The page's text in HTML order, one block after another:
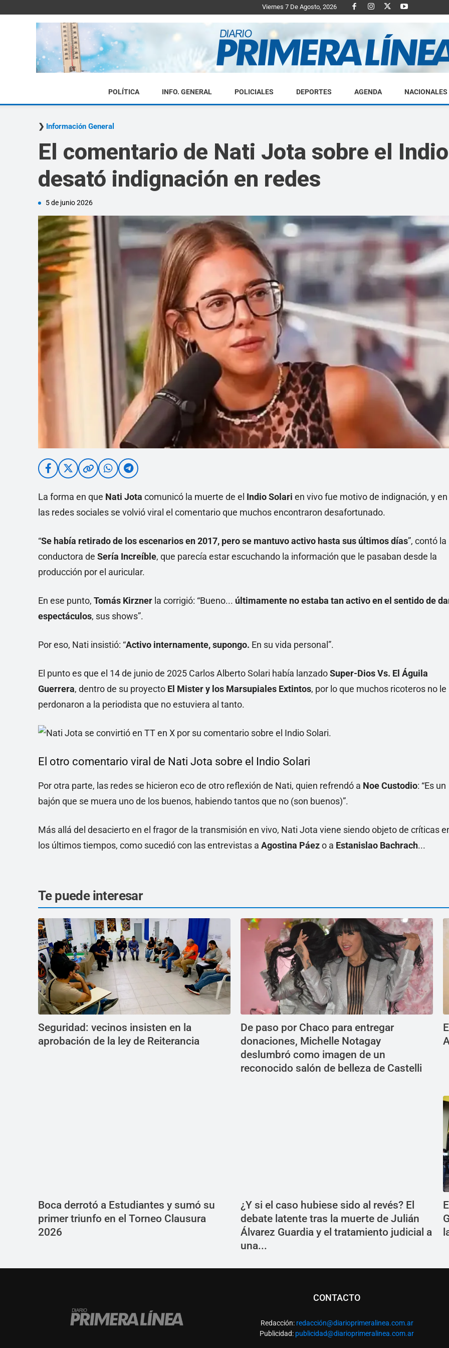
Viernes 7 De Agosto, 2026
Diario
Linea
POLÍTICA INFO. GENERAL POLICIALES DEPORTES AGENDA NACIONALES
Información General
El comentario de Nati Jota sobre el
desató indignación en redes
5 de junio 2026
La forma en que Nati Jota comunicó la muerte de el Indio Solari en vivo fue motivo de indignación, y en
las redes sociales se volvió viral el comentario que muchos encontraron desafortunado.
“Se había retirado de los escenarios en 2017, pero se mantuvo activo hasta sus últimos días”, contó la
conductora de Sería Increíble, que parecía estar escuchando la información que le pasaban desde la
producción por el auricular.
En ese punto, Tomás Kirzner la corrigió: “Bueno... últimamente no estaba tan activo en el sentido de
espectáculos, sus shows”.
Por eso, Nati insistió: “Activo internamente, supongo. En su vida personal”.
El punto es que el 14 de junio de 2025 Carlos Alberto Solari había lanzadoSuper-Dios Vs. El Águila
Guerrera, dentro de su proyecto El Mister y los Marsupiales Extintos, por lo que muchos ricoteros no le
perdonaron a la periodista que no estuviera al tanto.
El otro comentario viral de Nati Jota sobre el Indio Solari
Por otra parte, las redes se hicieron eco de otro reflexión de Nati, quien refrendó a Noe Custodio: “Es un
bajón que se muera uno de los buenos, habiendo tantos que no (son buenos)”.
Más allá del desacierto en el fragor de la transmisión en vivo, Nati Jota viene siendo objeto de críticas
los últimos tiempos, como sucedió con las entrevistas a Agostina Páezo a Estanislao Bachrach...
Te puede interesar
Seguridad: vecinos insisten en la
aprobación de la ley de Reiterancia
De paso por Chaco para entregar
donaciones, Michelle Notagay
deslumbró como imagen de un
reconocido salón de belleza de Castelli
Boca derrotó a Estudiantes y sumó su
primer triunfo en el Torneo Clausura
2026
¿Y si el caso hubiese sido al revés? El
debate latente tras la muerte de Julián
Álvarez Guardia y el tratamiento judicial a
una...
CONTACTO
Redacción: redacción@diarioprimeralinea.com.ar
Publicidad: publicidad@diarioprimeralinea.com.ar